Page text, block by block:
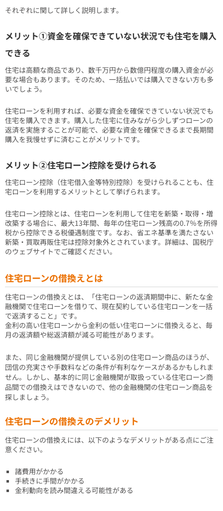
それぞれに関して詳しく説明します。
メリット①資金を確保できていない状況でも住宅を購入
できる
住宅は高額な商品であり、数千万円から数億円程度の購入資金が必
要な場合もあります。そのため、一括払いでは購入できない方も多
いでしょう。
住宅ローンを利用すれば、必要な資金を確保できていない状況でも
住宅を購入できます。購入した住宅に住みながら少しずつローンの
返済を実施することが可能で、必要な資金を確保できるまで長期間
購入を我慢せずに済むことがメリットです。
メリット②住宅ローン控除を受けられる
住宅ローン控除（住宅借入金等特別控除）を受けられることも、住
宅ローンを利用するメリットとして挙げられます。
住宅ローン控除とは、住宅ローンを利用して住宅を新築・取得・増
改築する場合に、最大13年間、毎年の住宅ローン残高の0.7％を所得
税から控除できる税優遇制度です。なお、省エネ基準を満たさない
新築・買取再販住宅は控除対象外とされています。詳細は、国税庁
のウェブサイトでご確認ください。
住宅ローンの借換えとは
住宅ローンの借換えとは、「住宅ローンの返済期間中に、新たな金
融機関で住宅ローンを借りて、現在契約している住宅ローンを一括
で返済すること」です。
金利の高い住宅ローンから金利の低い住宅ローンに借換えると、毎
月の返済額や総返済額が減る可能性があります。
また、同じ金融機関が提供している別の住宅ローン商品のほうが、
団信の充実さや手数料などの条件が有利なケースがあるかもしれま
せん。しかし、基本的に同じ金融機関が取扱っている住宅ローン商
品間での借換えはできないので、他の金融機関の住宅ローン商品を
探しましょう。
住宅ローンの借換えのデメリット
住宅ローンの借換えには、以下のようなデメリットがある点にご注
意ください。
諸費用がかかる
手続きに手間がかかる
金利動向を読み間違える可能性がある